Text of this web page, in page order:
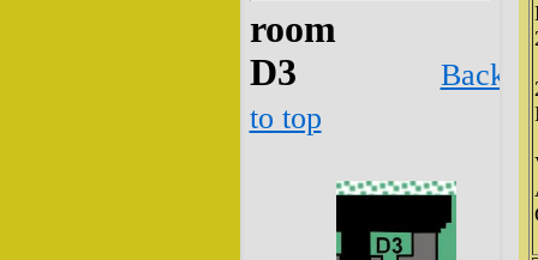
room
D3
Back
to top